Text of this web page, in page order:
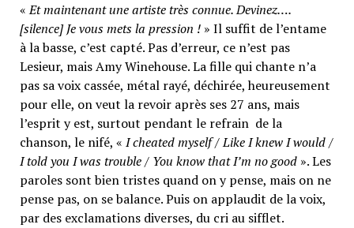
«Et maintenant une artiste très connue. Devinez….
[silence] Je vous mets la pression !» Il suffit de l’entame
à la basse, c’est capté. Pas d’erreur, ce n’est pas
Lesieur, mais Amy Winehouse. La fille qui chante n’a
pas sa voix cassée, métal rayé, déchirée, heureusement
pour elle, on veut la revoir après ses 27 ans, mais
l’esprit y est, surtout pendant le refrain de la
chanson, le nifé, « I cheated myself / Like I knew I would /
I told you I was trouble / You know that I’m no good». Les
paroles sont bien tristes quand on y pense, mais on ne
pense pas, on se balance. Puis on applaudit de la voix,
par des exclamations diverses, du cri au sifflet.